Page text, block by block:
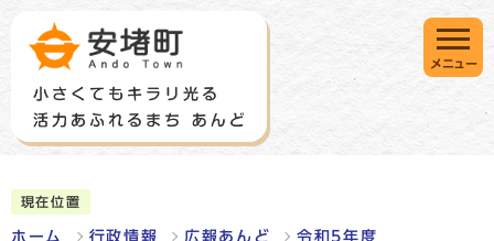
メニュー
現在位置
ホーム 行政情報 広報あんど 令和5年度